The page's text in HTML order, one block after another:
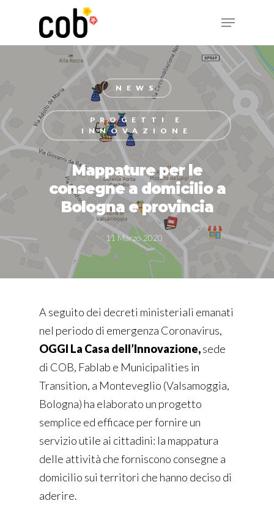
Hit enter to search or ESC to close
NEWS
PROGETTI E
INNOVAZIONE
Mappature per le
consegne a domicilio a
Bologna e provincia
11 Marzo 2020
A seguito dei decreti ministeriali emanati
nel periodo di emergenza Coronavirus,
OGGI La Casa dell’Innovazione,sede
di COB, Fablab e Municipalities in
Transition, a Monteveglio (Valsamoggia,
Bologna) ha elaborato un progetto
semplice ed efficace per fornire un
servizio utile ai cittadini: la mappatura
delle attività che forniscono consegne a
domicilio sui territori che hanno deciso di
aderire.